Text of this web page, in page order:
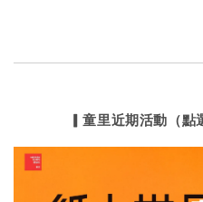
▎童里近期活動（點